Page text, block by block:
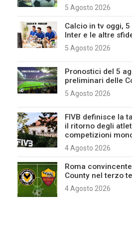
5 Agosto 2026
Calcio in tv oggi,
Inter e le altre
5 Agosto 2026
Pronostici del 5
preliminari delle
5 Agosto 2026
FIVB definisce la
il ritorno degli
competizioni
4 Agosto 2026
Roma
County nel terzo
4 Agosto 2026